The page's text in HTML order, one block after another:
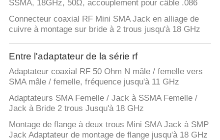
SSMA, 18GHz, 50Ω, accouplement pour câble .086
Connecteur coaxial RF Mini SMA Jack en alliage de
cuivre à montage sur bride à 2 trous jusqu'à 18 GHz
Entre l'adaptateur de la série rf
Adaptateur coaxial RF 50 Ohm N mâle / femelle vers
SMA mâle / femelle, fréquence jusqu'à 11 GHz
Adaptateurs SMA Femelle / Jack à SSMA Femelle /
Jack à Bride 2 trous Jusqu'à 18 GHz
Montage de flange à deux trous Mini SMA Jack à SMP
Jack Adaptateur de montage de flange jusqu'à 18 GHz